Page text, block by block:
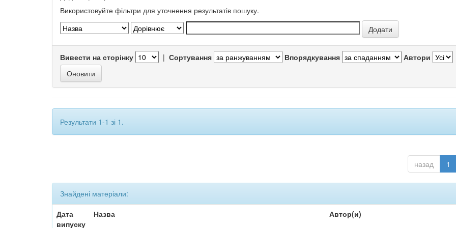
Використовуйте фільтри для уточнення результатів пошуку.
Вивести на сторінку | Сортування Впорядкування Автори
Результати 1-1 зі 1.
назад 1
Знайдені матеріали:
Дата
випуску
Назва Автор(и)